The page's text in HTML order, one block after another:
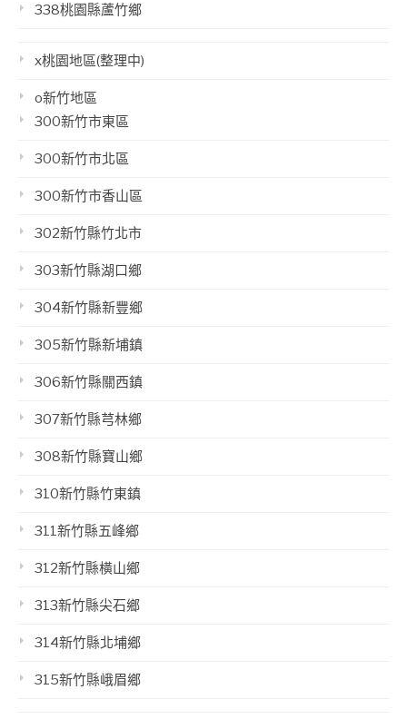
338桃園縣蘆竹鄉
x桃園地區(整理中)
o新竹地區
300新竹市東區
300新竹市北區
300新竹市香山區
302新竹縣竹北市
303新竹縣湖口鄉
304新竹縣新豐鄉
305新竹縣新埔鎮
306新竹縣關西鎮
307新竹縣芎林鄉
308新竹縣寶山鄉
310新竹縣竹東鎮
311新竹縣五峰鄉
312新竹縣橫山鄉
313新竹縣尖石鄉
314新竹縣北埔鄉
315新竹縣峨眉鄉